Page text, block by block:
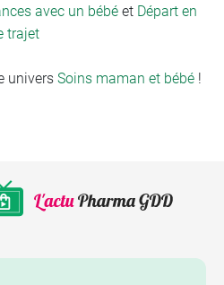
avec un bébé et Départ en
trajet
univers Soins maman et bébé !